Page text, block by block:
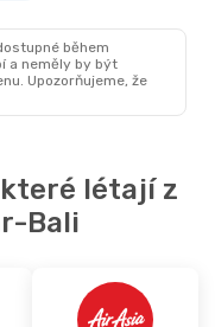
během
a neměly by být
Upozorňujeme, že
létají z
Bali